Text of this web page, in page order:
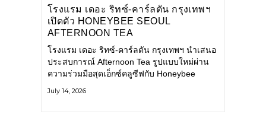
โรงแรม เดอะ ริทซ์-คาร์ลตัน กรุงเทพฯ
เปิดตัว HONEYBEE SEOUL
AFTERNOON TEA
COLLABORATION ณ คาเลโอ
(CALEŌ) ชวนสัมผัสเสน่ห์ของขนม
หวานร่วมสมัยจากกรุงโซล
โรงแรม เดอะ ริทซ์-คาร์ลตัน กรุงเทพฯ นำเสนอ
ประสบการณ์ Afternoon Tea รูปแบบใหม่ผ่าน
ความร่วมมือสุดเอ็กซ์คลูซีฟกับ Honeybee
ดังจากกรุงโซล นำโดยเชฟอึนจอง
July 14, 2026